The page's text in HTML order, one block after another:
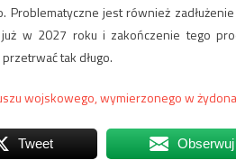
jest również
w 2027 roku i zakończenie tego
tak długo.
wojskowego, wymierzonego w
Tweet